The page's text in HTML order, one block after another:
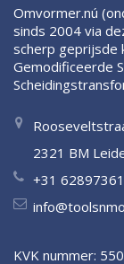
Omvormer.nú
sinds 2004 via
scherp geprijsde
Gemodificeerde
2321 BM
+31
KVK nummer: